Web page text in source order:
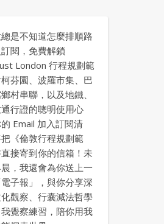
是不知道怎麼排順路
閱，免費解鎖
London 行程規劃範
芬園、波羅市集、巴
村串聯，以及地鐵、
行證的聰明使用心
Email 加入訂閱清
《倫敦行程規劃範
接寄到你的信箱！未
，我還會為你送上一
子報」，與你分享深
觀察、行囊減法哲學
覺察練習，陪你用我